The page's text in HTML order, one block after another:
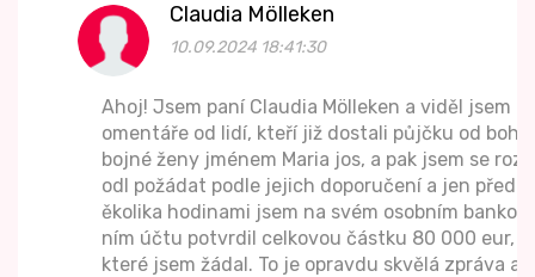
Claudia Mölleken
10.09.2024 18:41:30
Ahoj! Jsem paní Claudia Mölleken a viděl jsem k
omentáře od lidí, kteří již dostali půjčku od boha
bojné ženy jménem Maria jos, a pak jsem se rozh
odl požádat podle jejich doporučení a jen před n
ěkolika hodinami jsem na svém osobním bankov
ním účtu potvrdil celkovou částku 80 000 eur, o
které jsem žádal. To je opravdu skvělá zpráva a r